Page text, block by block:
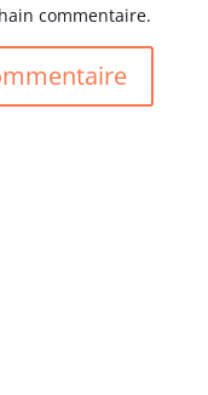
commentaire.